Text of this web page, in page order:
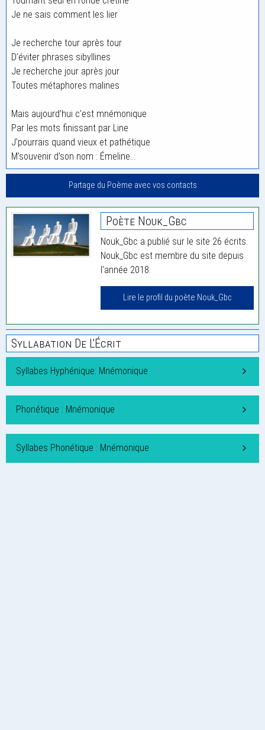
Je ne sais comment les lier
Je recherche tour après tour
D’éviter phrases sibyllines
Je recherche jour après jour
Toutes métaphores malines
Mais aujourd’hui c’est mnémonique
Par les mots finissant par Line
J’pourrais quand vieux et pathétique
M’souvenir d’son nom : Émeline…
Partage du Poème avec vos contacts
Poète Nouk_Gbc
Nouk_Gbc a publié sur le site 26 écrits.
Nouk_Gbc est membre du site depuis
l'année 2018.
Lire le profil du poète Nouk_Gbc
Syllabation De L'Écrit
Syllabes Hyphénique: Mnémonique
Phonétique : Mnémonique
Syllabes Phonétique : Mnémonique